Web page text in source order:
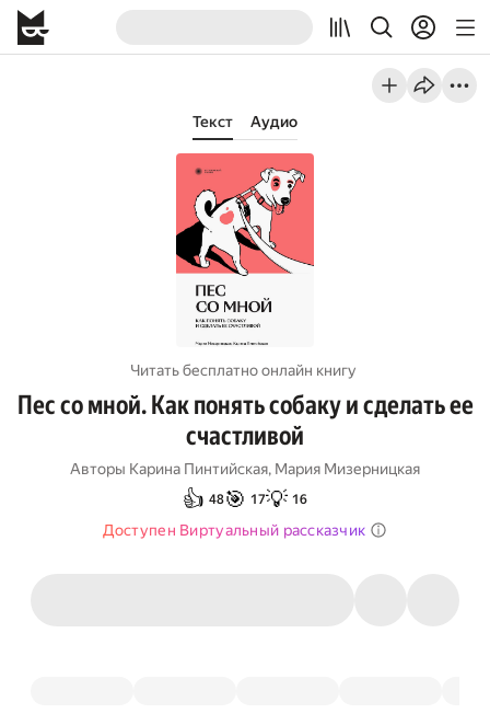
Текст Аудио
Читать бесплатно онлайн книгу
Пес со мной. Как понять собаку и сделать ее
счастливой
Авторы Карина Пинтийская, Мария Мизерницкая
👍 48🎯 17💡 16
Доступен Виртуальный рассказчик